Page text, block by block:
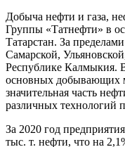
Добыча нефти и газа,
Группы «Татнефти» в
Татарстан. За
Самарской,
Республике Калмыкия.
основных добывающих
значительная часть
различных технологий
За 2020 год
тыс. т. нефти, что на